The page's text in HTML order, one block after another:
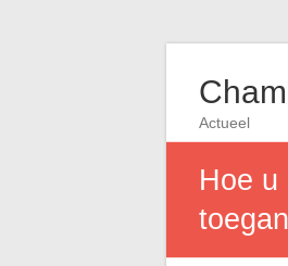
Actueel
Hoe u